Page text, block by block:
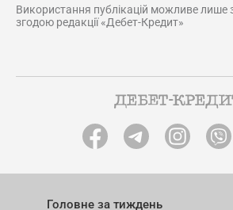
Використання публікацій можливе
згодою редакції «Дебет-Кредит»
Головне за тиждень